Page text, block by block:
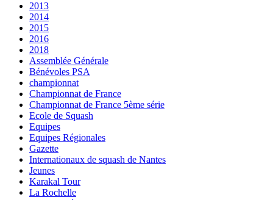
2013
2014
2015
2016
2018
Assemblée Générale
Bénévoles PSA
championnat
Championnat de France
Championnat de France 5ème série
Ecole de Squash
Equipes
Equipes Régionales
Gazette
Internationaux de squash de Nantes
Jeunes
Karakal Tour
La Rochelle